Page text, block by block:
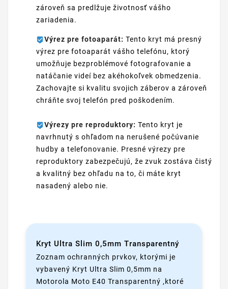
zároveň sa predlžuje životnosť vášho
zariadenia.
Výrez pre fotoaparát: Tento kryt má presný
výrez pre fotoaparát vášho telefónu, ktorý
umožňuje bezproblémové fotografovanie a
natáčanie videí bez akéhokoľvek obmedzenia.
Zachovajte si kvalitu svojich záberov a zároveň
chráňte svoj telefón pred poškodením.
Výrezy pre reproduktory: Tento kryt je
navrhnutý s ohľadom na nerušené počúvanie
hudby a telefonovanie. Presné výrezy pre
reproduktory zabezpečujú, že zvuk zostáva čistý
a kvalitný bez ohľadu na to, či máte kryt
nasadený alebo nie.
Kryt Ultra Slim 0,5mm Transparentný
Zoznam ochranných prvkov, ktorými je
vybavený Kryt Ultra Slim 0,5mm na
Motorola Moto E40 Transparentný ,ktoré